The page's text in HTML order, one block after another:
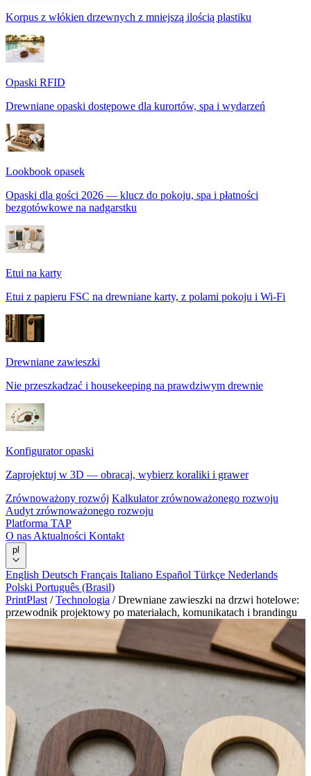
Korpus z włókien drzewnych z mniejszą ilością plastiku
Opaski RFID
Drewniane opaski dostępowe dla kurortów, spa i wydarzeń
Lookbook opasek
Opaski dla gości 2026 — klucz do pokoju, spa i płatności
bezgotówkowe na nadgarstku
Etui na karty
Etui z papieru FSC na drewniane karty, z polami pokoju i Wi-Fi
Drewniane zawieszki
Nie przeszkadzać i housekeeping na prawdziwym drewnie
Konfigurator opaski
Zaprojektuj w 3D — obracaj, wybierz koraliki i grawer
Zrównoważony rozwój Kalkulator zrównoważonego rozwoju
Audyt zrównoważonego rozwoju
Platforma TAP
O nas Aktualności Kontakt
pl
English Deutsch Français Italiano Español Türkçe Nederlands
Polski Português (Brasil)
PrintPlast / Technologia / Drewniane zawieszki na drzwi hotelowe:
przewodnik projektowy po materiałach, komunikatach i brandingu